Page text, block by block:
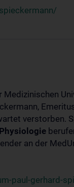
Medizinischen
verstorben.
Physiologie
an der
paul-gerhard-